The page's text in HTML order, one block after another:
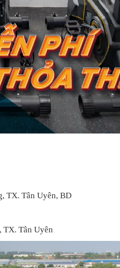
TX. Tân Uyên, BD
TX. Tân Uyên